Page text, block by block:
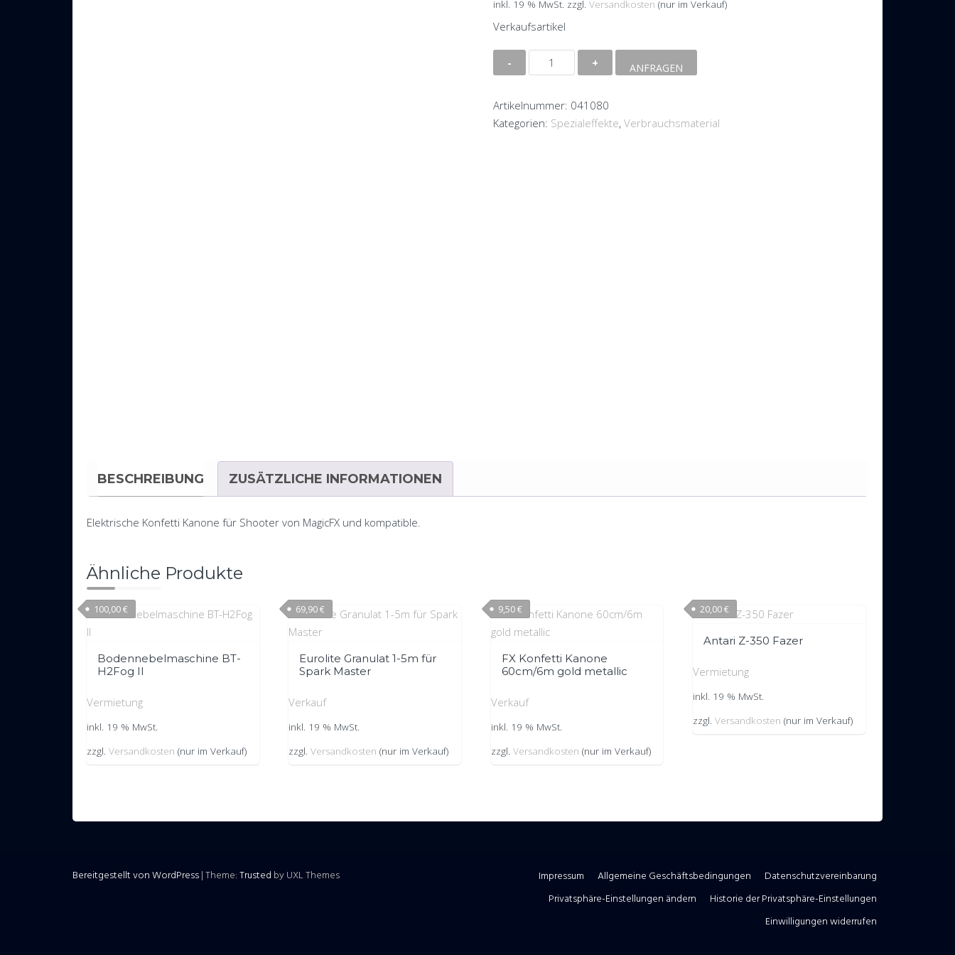
inkl. 19 % MwSt. zzgl. Versandkosten (nur im Verkauf)
Verkaufsartikel
Konfetti
80cm/8m
gold
ANFRAGEN
Artikelnummer: 041080
Kategorien: Spezialeffekte, Verbrauchsmaterial
BESCHREIBUNG ZUSÄTZLICHE INFORMATIONEN
Elektrische Konfetti Kanone für Shooter von MagicFX und kompatible.
Ähnliche Produkte
Bodennebelmaschine BT-
H2Fog II
100,00€
Vermietung
inkl. 19 % MwSt.
zzgl. Versandkosten (nur im Verkauf)
Eurolite Granulat 1-5m für
Spark Master
69,90€
Verkauf
inkl. 19 % MwSt.
zzgl.Versandkosten (nur im Verkauf)
FX Konfetti Kanone
60cm/6m gold metallic
9,50€
Verkauf
inkl. 19 % MwSt.
zzgl. Versandkosten (nur im Verkauf)
Antari Z-350 Fazer
20,00€
Vermietung
inkl. 19 % MwSt.
zzgl.Versandkosten (nur im Verkauf)
Bereitgestellt von WordPress|Theme:Trusted by UXL Themes Impressum Allgemeine Geschäftsbedingungen
Datenschutzvereinbarung
Privatsphäre-Einstellungen ändern
Historie der Privatsphäre-Einstellungen
Einwilligungen widerrufen